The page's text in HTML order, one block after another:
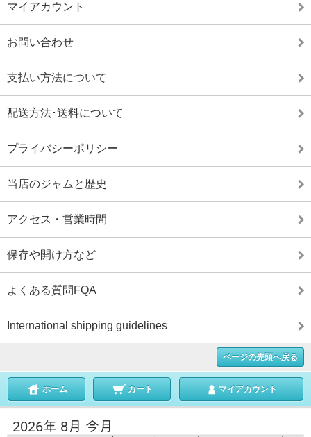
マイアカウント
お問い合わせ
支払い方法について
配送方法･送料について
プライバシーポリシー
当店のジャムと歴史
アクセス・営業時間
保存や開け方など
よくある質問FQA
International shipping guidelines
ページの先頭へ戻る
ホーム カート マイアカウント